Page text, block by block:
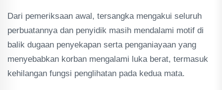
Dari pemeriksaan awal, tersangka mengakui seluruh
perbuatannya dan penyidik masih mendalami motif di
balik dugaan penyekapan serta penganiayaan yang
menyebabkan korban mengalami luka berat, termasuk
kehilangan fungsi penglihatan pada kedua mata.